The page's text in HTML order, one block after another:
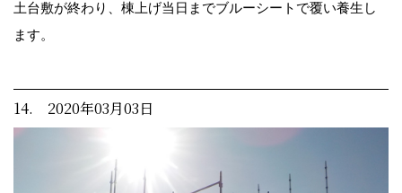
土台敷が終わり、棟上げ当日までブルーシートで覆い養生し
ます。
14. 2020年03月03日